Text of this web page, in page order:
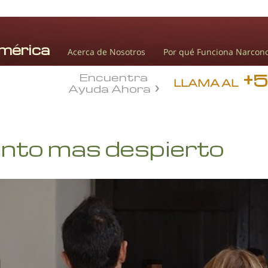
Acerca de Nosotros Por qué Funciona
LLAMA AL
Encuentra
Ayuda Ahora
mas despierto